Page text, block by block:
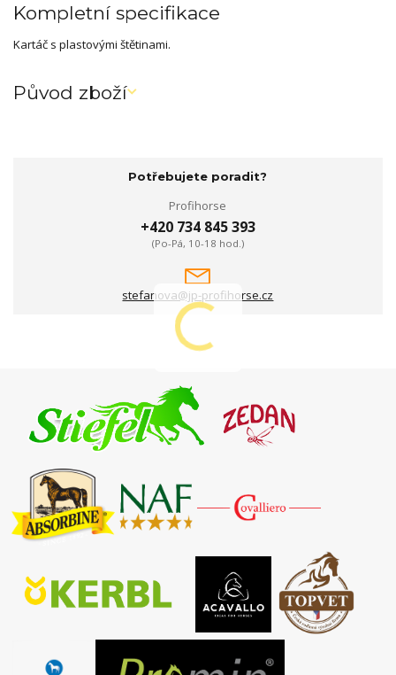
Kompletní specifikace
Kartáč s plastovými štětinami.
Původ zboží
Potřebujete poradit?
Profihorse
+420 734 845 393
(Po-Pá, 10-18 hod.)
stefanova@jp-profihorse.cz